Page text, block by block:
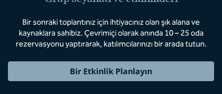
Bir sonraki toplantınız için ihtiyacınız olan şık alana ve
kaynaklara sahibiz. Çevrimiçi olarak anında 10 – 25 oda
rezervasyonu yaptırarak, katılımcılarınızı bir arada tutun.
Bir Etkinlik Planlayın